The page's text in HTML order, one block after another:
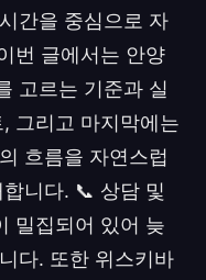
간을 중심으로 자
번 글에서는 안양
고르는 기준과 실
그리고 마지막에는
흐름을 자연스럽
니다. 📞 상담 및
밀집되어 있어 늦
다. 또한 위스키바